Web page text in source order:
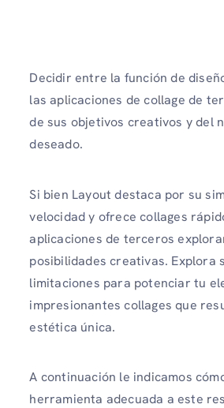
Decidir entre la función de
las aplicaciones de collage de
de sus objetivos creativos y del
deseado.
Si bien Layout destaca por su
velocidad y ofrece collages
aplicaciones de terceros
posibilidades creativas. Explora
limitaciones para potenciar tu
impresionantes collages que
estética única.
A continuación le indicamos
herramienta adecuada a este